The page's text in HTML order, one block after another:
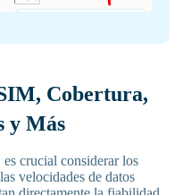
Cobertura,
y Más
crucial considerar los
velocidades de datos